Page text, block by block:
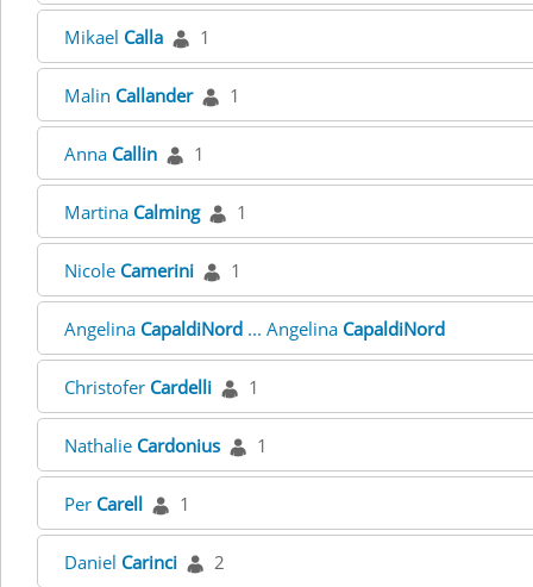
Mikael Calla 1
Malin Callander 1
Anna Callin 1
Martina Calming 1
Nicole Camerini 1
Angelina CapaldiNord ... Angelina CapaldiNord
Christofer Cardelli 1
Nathalie Cardonius 1
Per Carell 1
Daniel Carinci 2